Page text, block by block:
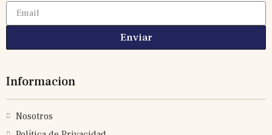
Enviar
Informacion
Nosotros